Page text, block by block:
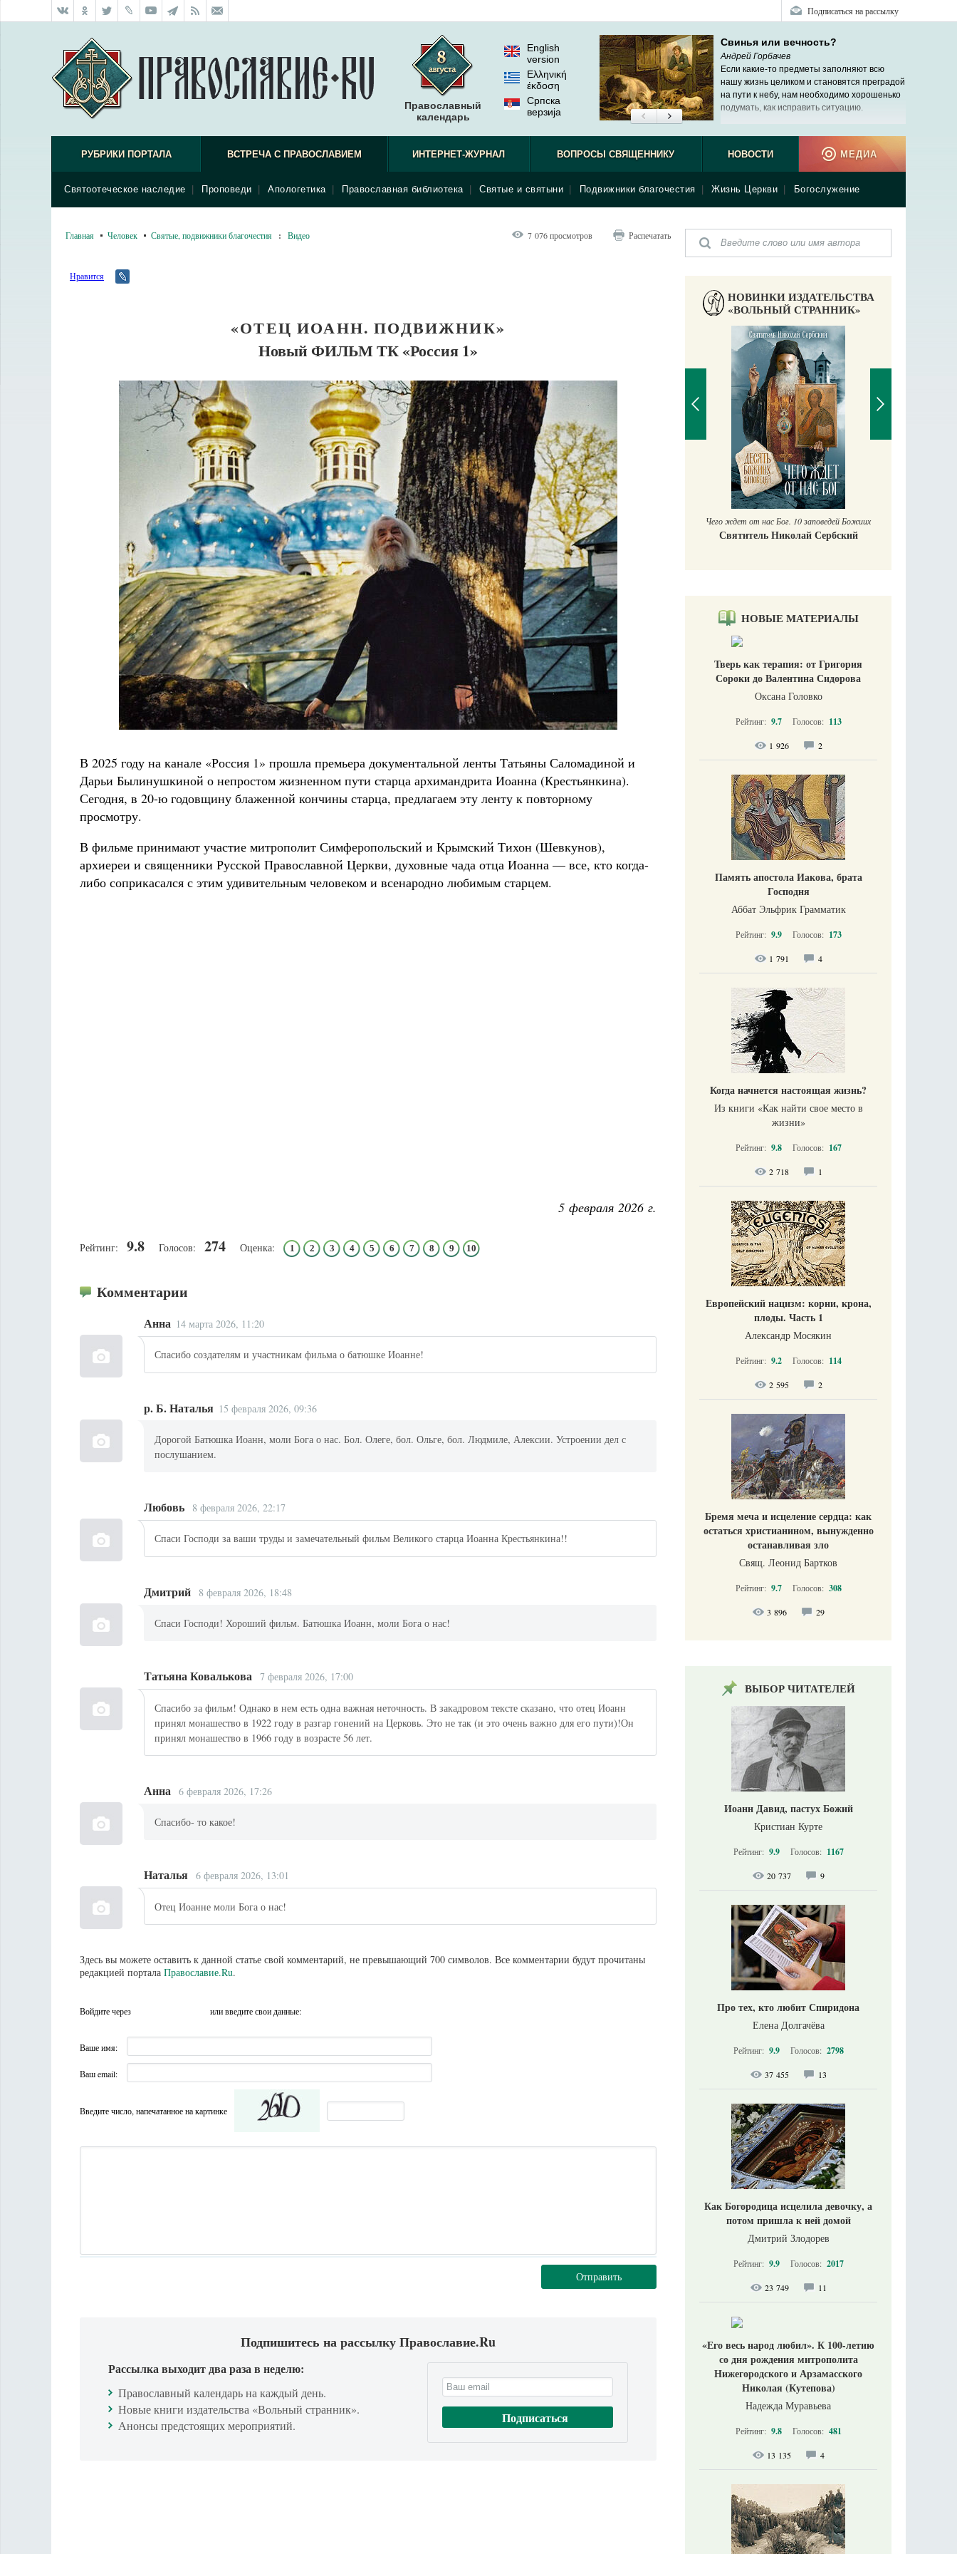
Подписаться на рассылку
Православный
календарь
English
version
Ελληνική
έκδοση
Српска
верзиjа
Свинья или вечность?
Андрей Горбачев
Если какие-то предметы заполняют всю
нашу жизнь целиком и становятся преградой
на пути к небу, нам необходимо хорошенько
подумать, как исправить ситуацию.
РУБРИКИ ПОРТАЛА ВСТРЕЧА С ПРАВОСЛАВИЕМ
Святоотеческое наследие Проповеди Апологетика Православная библиотека Святые и святыни Подвижники благочестия Жизнь Церкви Богослужение
ИНТЕРНЕТ-ЖУРНАЛ ВОПРОСЫ СВЯЩЕННИКУ НОВОСТИ МЕДИА
Главная Человек Святые, подвижники благочестия : Видео 7 076 просмотров Распечатать
Нравится
«ОТЕЦ ИОАНН. ПОДВИЖНИК»
Новый ФИЛЬМ ТК «Россия 1»
В 2025 году на канале «Россия 1» прошла премьера документальной ленты Татьяны Саломадиной и
Дарьи Былинушкиной о непростом жизненном пути старца архимандрита Иоанна (Крестьянкина).
Сегодня, в 20-ю годовщину блаженной кончины старца, предлагаем эту ленту к повторному
просмотру.
В фильме принимают участие митрополит Симферопольский и Крымский Тихон (Шевкунов),
архиереи и священники Русской Православной Церкви, духовные чада отца Иоанна — все, кто когда-
либо соприкасался с этим удивительным человеком и всенародно любимым старцем.
5 февраля 2026 г.
Рейтинг: 9.8 Голосов: 274 Оценка: 1 2 3 4 5 6 7 8 9 10
Комментарии
Анна 14 марта 2026, 11:20
Спасибо создателям и участникам фильма о батюшке Иоанне!
р. Б. Наталья 15 февраля 2026, 09:36
Дорогой Батюшка Иоанн, моли Бога о нас. Бол. Олеге, бол. Ольге, бол. Людмиле, Алексии. Устроении дел с
послушанием.
Любовь 8 февраля 2026, 22:17
Спаси Господи за ваши труды и замечательный фильм Великого старца Иоанна Крестьянкина!!
Дмитрий 8 февраля 2026, 18:48
Спаси Господи! Хороший фильм. Батюшка Иоанн, моли Бога о нас!
Татьяна Ковалькова 7 февраля 2026, 17:00
Спасибо за фильм! Однако в нем есть одна важная неточность. В закадровом тексте сказано, что отец Иоанн
принял монашество в 1922 году в разгар гонений на Церковь. Это не так (и это очень важно для его пути)!Он
принял монашество в 1966 году в возрасте 56 лет.
Анна 6 февраля 2026, 17:26
Спасибо- то какое!
Наталья 6 февраля 2026, 13:01
Отец Иоанне моли Бога о нас!
Здесь вы можете оставить к данной статье свой комментарий, не превышающий 700 символов. Все комментарии будут прочитаны
редакцией портала Православие.Ru.
Войдите через или введите свои данные:
Ваше имя:
Ваш email:
Введите число, напечатанное на картинке
Отправить
Подпишитесь на рассылку Православие.Ru
Рассылка выходит два раза в неделю:
Православный календарь на каждый день.
Новые книги издательства «Вольный странник».
Анонсы предстоящих мероприятий.
НОВИНКИ ИЗДАТЕЛЬСТВА
«ВОЛЬНЫЙ СТРАННИК»
Кирилл Мурышев
Чего ждет от нас Бог. 10 заповедей Божиих
Святитель Николай Сербский
НОВЫЕ МАТЕРИАЛЫ
Тверь как терапия: от Григория
Сороки до Валентина Сидорова
Оксана Головко
Рейтинг: 9.7 Голосов: 113
1 926 2
Память апостола Иакова, брата
Господня
Аббат Эльфрик Грамматик
Рейтинг: 9.9 Голосов: 173
1 791 4
Когда начнется настоящая жизнь?
Из книги «Как найти свое место в
жизни​»
Рейтинг: 9.8 Голосов: 167
2 718 1
Европейский нацизм: корни, крона,
плоды. Часть 1
Александр Мосякин
Рейтинг: 9.2 Голосов: 114
2 595 2
Бремя меча и исцеление сердца: как
остаться христианином, вынужденно
останавливая зло
Свящ. Леонид Бартков
Рейтинг: 9.7 Голосов: 308
3 896 29
ВЫБОР ЧИТАТЕЛЕЙ
Иоанн Давид, пастух Божий
Кристиан Курте
Рейтинг: 9.9 Голосов: 1167
20 737 9
Про тех, кто любит Спиридона
Елена Долгачёва
Рейтинг: 9.9 Голосов: 2798
37 455 13
Как Богородица исцелила девочку, а
потом пришла к ней домой
Дмитрий Злодорев
Рейтинг: 9.9 Голосов: 2017
23 749 11
«Его весь народ любил». К 100-летию
со дня рождения митрополита
Нижегородского и Арзамасского
Николая (Кутепова)
Надежда Муравьева
Рейтинг: 9.8 Голосов: 481
13 135 4